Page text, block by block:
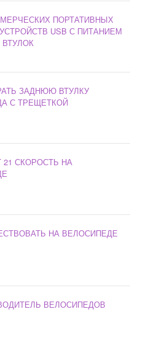
ПОРТАТИВНЫХ
USB С ПИТАНИЕМ
ЗАДНЮЮ ВТУЛКУ
С ТРЕЩЕТКОЙ
21 СКОРОСТЬ НА
НА ВЕЛОСИПЕДЕ
ВЕЛОСИПЕДОВ